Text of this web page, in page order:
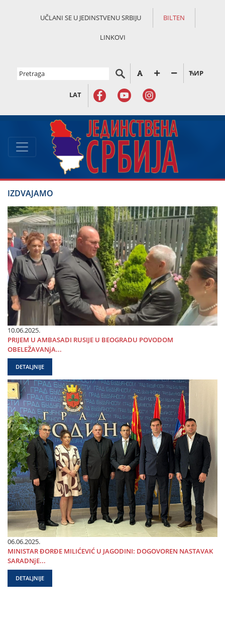
UČLANI SE U JEDINSTVENU SRBIJU BILTEN
LINKOVI
ЋИР
LAT
IZDVAJAMO
10.06.2025.
PRIЈEM U AMBASADI RUSIЈE U BEOGRADU POVODOM
OBELEŽAVANjA...
DETALJNIJE
06.06.2025.
MINISTAR ĐORĐE MILIĆEVIĆ U ЈAGODINI: DOGOVOREN NASTAVAK
SARADNjE...
DETALJNIJE